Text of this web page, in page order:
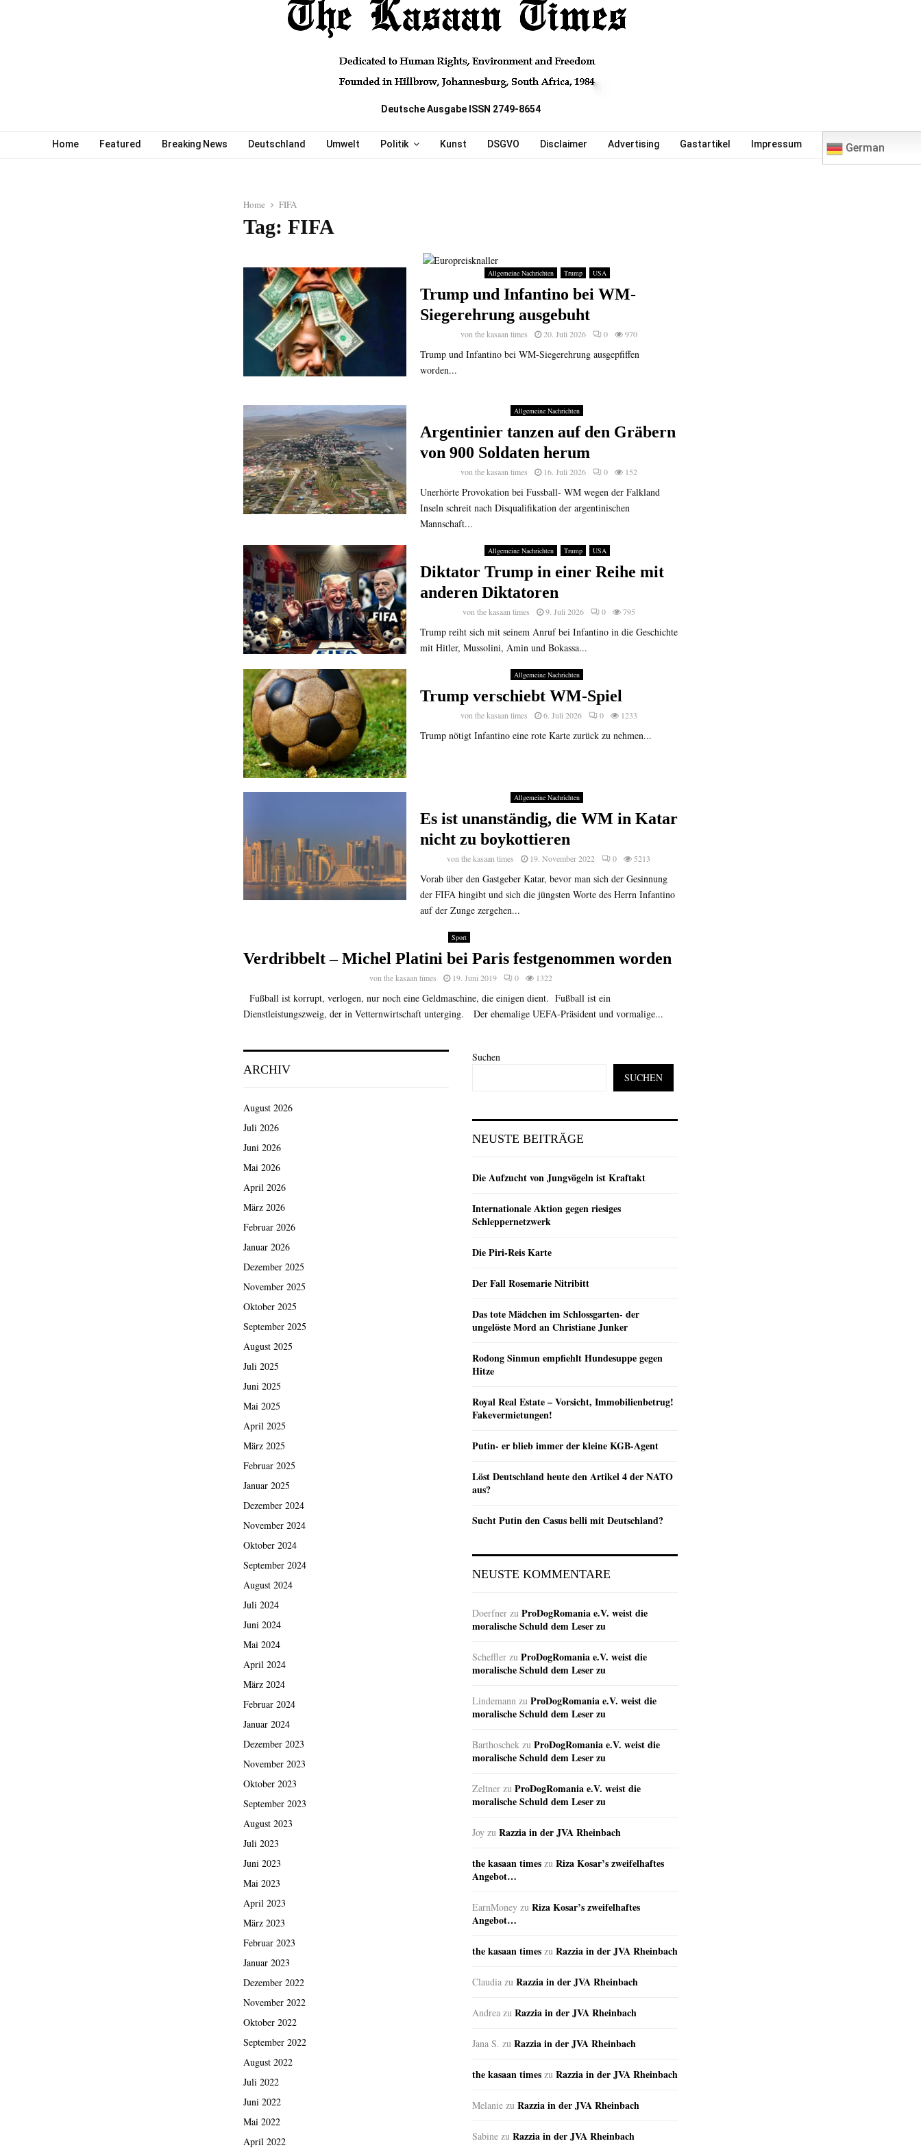
Deutsche Ausgabe ISSN 2749-8654
Home Featured Breaking News Deutschland Umwelt Politik Kunst DSGVO Disclaimer Advertising Gastartikel Impressum German
Home FIFA
Tag: FIFA
Allgemeine Nachrichten Trump USA
Trump und Infantino bei WM-
Siegerehrung ausgebuht
vonthe kasaan times 20. Juli 2026 0 970
Trump und Infantino bei WM-Siegerehrung ausgepfiffen
worden...
Allgemeine Nachrichten
Argentinier tanzen auf den Gräbern
von 900 Soldaten herum
vonthe kasaan times 16. Juli 2026 0 152
Unerhörte Provokation bei Fussball- WM wegen der Falkland
Inseln schreit nach Disqualifikation der argentinischen
Mannschaft...
Allgemeine Nachrichten Trump USA
Diktator Trump in einer Reihe mit
anderen Diktatoren
vonthe kasaan times 9. Juli 2026 0 795
Trump reiht sich mit seinem Anruf bei Infantino in die Geschichte
mit Hitler, Mussolini, Amin und Bokassa...
Allgemeine Nachrichten
Trump verschiebt WM-Spiel
vonthe kasaan times 6. Juli 2026 0 1233
Trump nötigt Infantino eine rote Karte zurück zu nehmen...
Allgemeine Nachrichten
Es ist unanständig, die WM in Katar
nicht zu boykottieren
vonthe kasaan times 19. November 2022 0 5213
Vorab über den Gastgeber Katar, bevor man sich der Gesinnung
der FIFA hingibt und sich die jüngsten Worte des Herrn Infantino
auf der Zunge zergehen...
Sport
Verdribbelt – Michel Platini bei Paris festgenommen worden
von the kasaan times 19. Juni 2019 0 1322
Fußball ist korrupt, verlogen, nur noch eine Geldmaschine, die einigen dient. Fußball ist ein
Dienstleistungszweig, der in Vetternwirtschaft unterging. Der ehemalige UEFA-Präsident und vormalige...
ARCHIV
August 2026
Juli 2026
Juni 2026
Mai 2026
April 2026
März 2026
Februar 2026
Januar 2026
Dezember 2025
November 2025
Oktober 2025
September 2025
August 2025
Juli 2025
Juni 2025
Mai 2025
April 2025
März 2025
Februar 2025
Januar 2025
Dezember 2024
November 2024
Oktober 2024
September 2024
August 2024
Juli 2024
Juni 2024
Mai 2024
April 2024
März 2024
Februar 2024
Januar 2024
Dezember 2023
November 2023
Oktober 2023
September 2023
August 2023
Juli 2023
Juni 2023
Mai 2023
April 2023
März 2023
Februar 2023
Januar 2023
Dezember 2022
November 2022
Oktober 2022
September 2022
August 2022
Juli 2022
Juni 2022
Mai 2022
April 2022
Suchen
SUCHEN
NEUSTE BEITRÄGE
Die Aufzucht von Jungvögeln ist Kraftakt
Internationale Aktion gegen riesiges
Schleppernetzwerk
Die Piri-Reis Karte
Der Fall Rosemarie Nitribitt
Das tote Mädchen im Schlossgarten- der
ungelöste Mord an Christiane Junker
Rodong Sinmun empfiehlt Hundesuppe gegen
Hitze
Royal Real Estate – Vorsicht, Immobilienbetrug!
Fakevermietungen!
Putin- er blieb immer der kleine KGB-Agent
Löst Deutschland heute den Artikel 4 der NATO
aus?
Sucht Putin den Casus belli mit Deutschland?
NEUSTE KOMMENTARE
Doerfner zu ProDogRomania e.V. weist die
moralische Schuld dem Leser zu
Scheffler zu ProDogRomania e.V. weist die
moralische Schuld dem Leser zu
Lindemann zu ProDogRomania e.V. weist die
moralische Schuld dem Leser zu
Barthoschek zu ProDogRomania e.V. weist die
moralische Schuld dem Leser zu
Zeltner zu ProDogRomania e.V. weist die
moralische Schuld dem Leser zu
Joy zu Razzia in der JVA Rheinbach
the kasaan times zu Riza Kosar’s zweifelhaftes
Angebot…
EarnMoney zu Riza Kosar’s zweifelhaftes
Angebot…
the kasaan times zu Razzia in der JVA Rheinbach
Claudia zu Razzia in der JVA Rheinbach
Andrea zu Razzia in der JVA Rheinbach
Jana S. zu Razzia in der JVA Rheinbach
the kasaan times zu Razzia in der JVA Rheinbach
Melanie zu Razzia in der JVA Rheinbach
Sabine zu Razzia in der JVA Rheinbach